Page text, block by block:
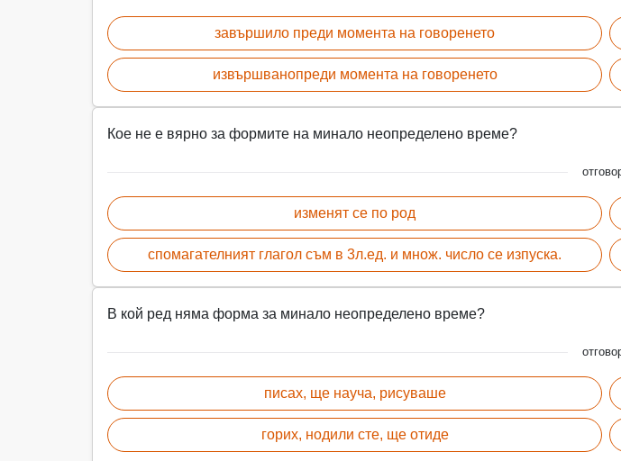
завършило преди момента на говоренето
извършванопреди момента на говоренето
Кое не е вярно за формите на минало неопределено време?
изменят се по род
спомагателният глагол съм в 3л.ед. и множ. число се изпуска.
В кой ред няма форма за минало неопределено време?
писах, ще науча, рисуваше
горих, нодили сте, ще отиде